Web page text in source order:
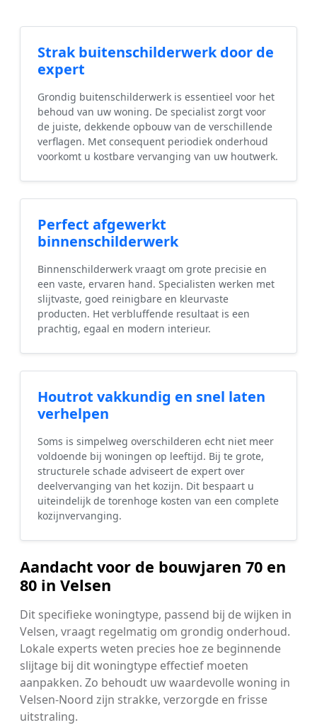
Strak buitenschilderwerk door de
expert
Grondig buitenschilderwerk is essentieel voor het
behoud van uw woning. De specialist zorgt voor
de juiste, dekkende opbouw van de verschillende
verflagen. Met consequent periodiek onderhoud
voorkomt u kostbare vervanging van uw houtwerk.
Perfect afgewerkt
binnenschilderwerk
Binnenschilderwerk vraagt om grote precisie en
een vaste, ervaren hand. Specialisten werken met
slijtvaste, goed reinigbare en kleurvaste
producten. Het verbluffende resultaat is een
prachtig, egaal en modern interieur.
Houtrot vakkundig en snel laten
verhelpen
Soms is simpelweg overschilderen echt niet meer
voldoende bij woningen op leeftijd. Bij te grote,
structurele schade adviseert de expert over
deelvervanging van het kozijn. Dit bespaart u
uiteindelijk de torenhoge kosten van een complete
kozijnvervanging.
Aandacht voor de bouwjaren 70 en
80 in Velsen
Dit specifieke woningtype, passend bij de wijken in
Velsen, vraagt regelmatig om grondig onderhoud.
Lokale experts weten precies hoe ze beginnende
slijtage bij dit woningtype effectief moeten
aanpakken. Zo behoudt uw waardevolle woning in
Velsen-Noord zijn strakke, verzorgde en frisse
uitstraling.